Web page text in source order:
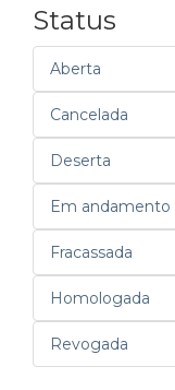
Status
Aberta
Cancelada
Deserta
Em andamento
Fracassada
Homologada
Revogada